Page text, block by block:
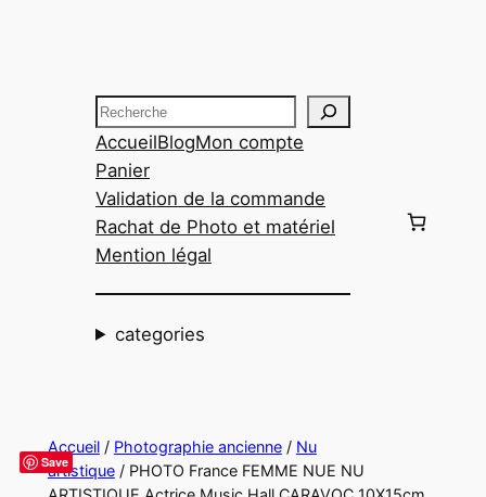
Recherche
AccueilBlogMon compte
Panier
Validation de la commande
Rachat de Photo et matériel
Mention légal
categories
Save
Accueil/ Photographie ancienne/ Nu
artistique/ PHOTO France FEMME NUE NU